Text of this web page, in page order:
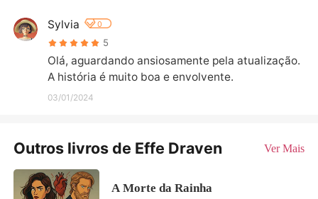
Sylvia 0
5
Olá, aguardando ansiosamente pela atualização.
A história é muito boa e envolvente.
03/01/2024
Outros livros de Effe Draven Ver Mais
A Morte da Rainha